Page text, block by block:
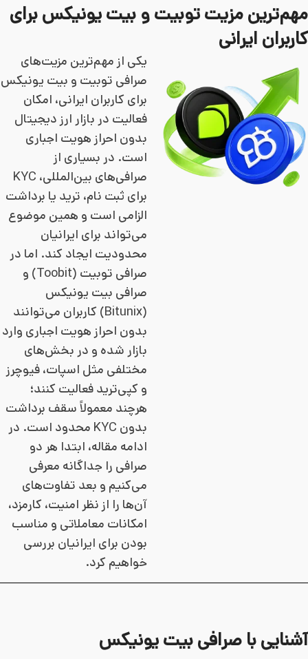
مهم‌ترین مزیت توبیت و بیت یونیکس برای
کاربران ایرانی
یکی از مهم‌ترین مزیت‌های
صرافی توبیت و بیت یونیکس
برای کاربران ایرانی، امکان
فعالیت در بازار ارز دیجیتال
بدون احراز هویت اجباری
است. در بسیاری از
صرافی‌های بین‌المللی، KYC
برای ثبت نام، ترید یا برداشت
الزامی است و همین موضوع
می‌تواند برای ایرانیان
محدودیت ایجاد کند. اما در
صرافی توبیت (Toobit) و
صرافی بیت یونیکس
(Bitunix) کاربران می‌توانند
بدون احراز هویت اجباری وارد
بازار شده و در بخش‌های
مختلفی مثل اسپات، فیوچرز
و کپی‌ترید فعالیت کنند؛
هرچند معمولاً سقف برداشت
بدون KYC محدود است. در
ادامه مقاله، ابتدا هر دو
صرافی را جداگانه معرفی
می‌کنیم و بعد تفاوت‌های
آن‌ها را از نظر امنیت، کارمزد،
امکانات معاملاتی و مناسب
بودن برای ایرانیان بررسی
خواهیم کرد.
آشنایی با صرافی بیت یونیکس